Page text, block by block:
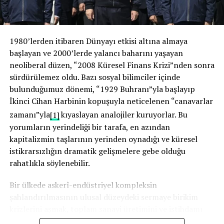
Bu çağda uyuyanların kaderi bellidir: Uyananların kölesi
O yüzden artık sorulacak sorular şunlardır:
Türkiye ne zaman uyanacak?
İslam dünyası ne zaman uyanacak?
İlahiyat dünyası ne zaman hayata dönecek?
Bu çağ beklemiyor! Bu çağ merhamet etmiyor! Bu çağ geri
kalanı affetmiyor!
değildir.
1980’lerden itibaren Dünyayı etkisi altına almaya
başlayan ve 2000’lerde yalancı baharını yaşayan
neoliberal düzen, “2008 Küresel Finans Krizi”nden sonra
sürdürülemez oldu. Bazı sosyal bilimciler içinde
bulunduğumuz dönemi, “1929 Buhranı”yla başlayıp
İkinci Cihan Harbinin kopuşuyla neticelenen “canavarlar
zamanı”yla[1]kıyaslayan analojiler kuruyorlar. Bu
yorumların yerindeliği bir tarafa, en azından
kapitalizmin taşlarının yerinden oynadığı ve küresel
istikrarsızlığın dramatik gelişmelere gebe olduğu
rahatlıkla söylenebilir.
Bir ülkede askerî-endüstriyel kompleksin
arttırmak için faydalı bir yol olarak görüldüğü vâkidir.